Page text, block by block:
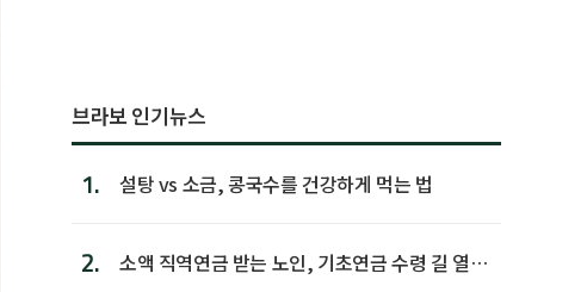
브라보 인기뉴스
1. 설탕 vs 소금, 콩국수를 건강하게 먹는 법
2.
소액 직역연금 받는 노인, 기초연금 수령 길 열린